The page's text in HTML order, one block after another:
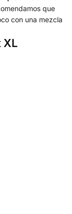
que
con una mezcla
XL